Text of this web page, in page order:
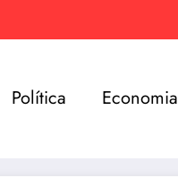
Política Economia